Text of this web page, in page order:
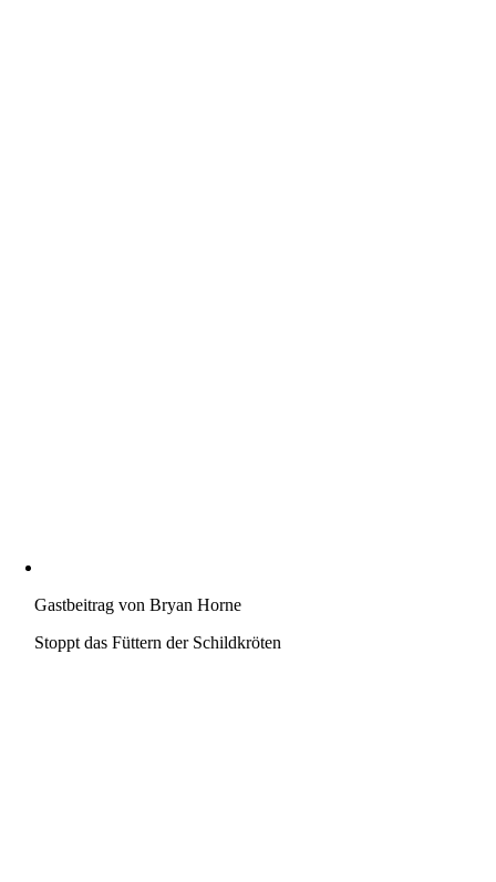
Gastbeitrag von Bryan Horne
Stoppt das Füttern der Schildkröten